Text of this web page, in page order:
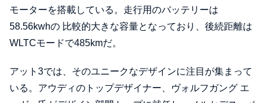
モーターを搭載している。走行用のバッテリーは
58.56kwhの 比較的大きな容量となっており、後続距離は
WLTCモードで485kmだ。
アット3では、そのユニークなデザインに注目が集まって
いる。アウディのトップデザイナー、ヴォルフガング エ